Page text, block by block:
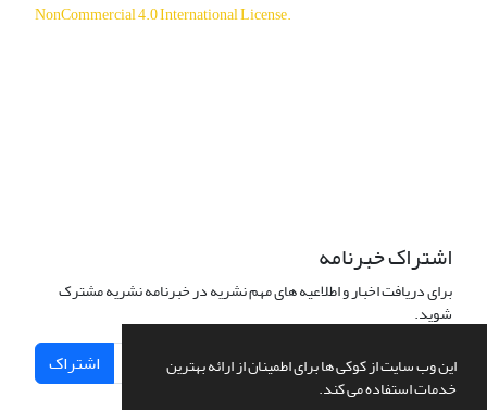
این وب سایت از کوکی ها برای اطمینان از ارائه بهترین
خدمات استفاده می کند.
NonCommercial 4.0 International License.
اشتراک خبرنامه
برای دریافت اخبار و اطلاعیه های مهم نشریه در خبرنامه نشریه مشترک
شوید.
اشتراک